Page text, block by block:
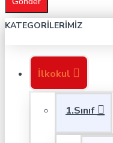
KATEGORILERIMIZ
İlkokul
1.Sınıf